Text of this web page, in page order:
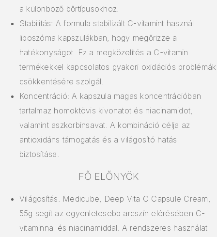
a különböző bőrtípusokhoz.
Stabilitás: A formula stabilizált C-vitamint használ
liposzóma kapszulákban, hogy megőrizze a
hatékonyságot. Ez a megközelítés a C-vitamin
termékekkel kapcsolatos gyakori oxidációs problémák
csökkentésére szolgál.
Koncentráció: A kapszula magas koncentrációban
tartalmaz homoktövis kivonatot és niacinamidot,
valamint aszkorbinsavat. A kombináció célja az
antioxidáns támogatás és a világosító hatás
biztosítása.
FŐ ELŐNYÖK
Világosítás: Medicube, Deep Vita C Capsule Cream,
55g segít az egyenletesebb arcszín elérésében C-
vitaminnal és niacinamiddal. A rendszeres használat